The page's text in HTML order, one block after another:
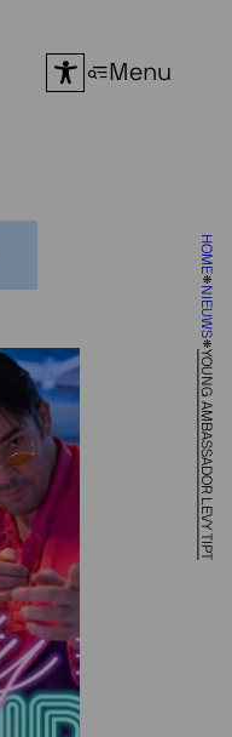
HOME
NIEUWS
YOUNG AMBASSADOR LEVY TIPT
Menu